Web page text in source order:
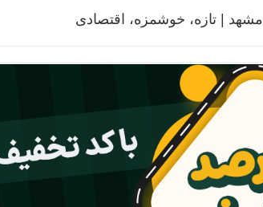
مشهد | تازه، خوشمزه، اقتصادی